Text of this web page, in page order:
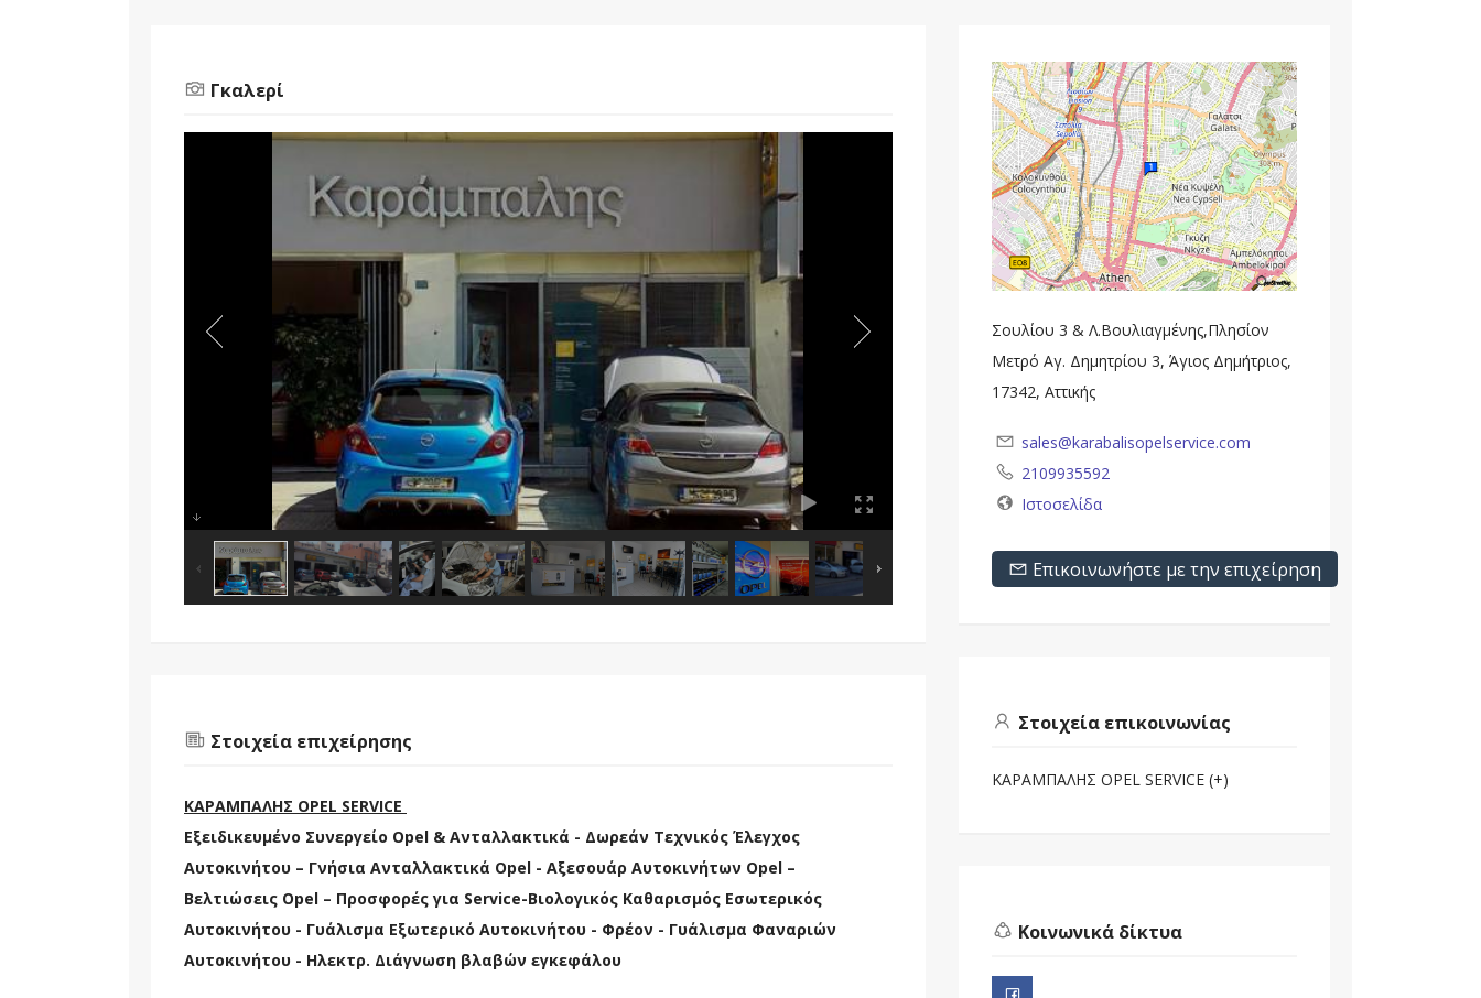
Γκαλερί
Στοιχεία επιχείρησης
ΚΑΡΑΜΠΑΛΗΣ OPEL SERVICE
Εξειδικευμένο Συνεργείο Opel & Ανταλλακτικά - Δωρεάν Τεχνικός Έλεγχος
Αυτοκινήτου – Γνήσια Ανταλλακτικά Opel - Αξεσουάρ Αυτοκινήτων Opel –
Βελτιώσεις Opel – Προσφορές για Service-Βιολογικός Καθαρισμός Εσωτερικός
Αυτοκινήτου - Γυάλισμα Εξωτερικό Αυτοκινήτου - Φρέον - Γυάλισμα Φαναριών
Αυτοκινήτου - Ηλεκτρ. Διάγνωση βλαβών εγκεφάλου
Σουλίου 3 & Λ.Βουλιαγμένης,Πλησίον
Μετρό Αγ. Δημητρίου 3, Άγιος Δημήτριος,
17342, Αττικής
sales@karabalisopelservice.com
2109935592
Ιστοσελίδα
Επικοινωνήστε με την επιχείρηση
Στοιχεία επικοινωνίας
ΚΑΡΑΜΠΑΛΗΣ OPEL SERVICE (+)
Κοινωνικά δίκτυα